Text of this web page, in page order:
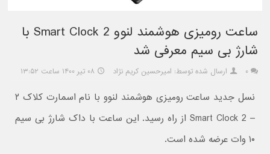
ساعت رومیزی هوشمند لنوو Smart Clock 2 با
شارژ بی سیم معرفی شد
۰ ارسال شده توسط: امیرحسین کریم نژاد ۰۸ تیر ۱۴۰۰ ساعت ۱۳:۵۲
نسل جدید ساعت رومیزی هوشمند لنوو با نام اسمارت کلاک ۲
– Smart Clock 2 از راه رسید. این ساعت با داک شارژ بی سیم
۱۰ وات عرضه شده است.